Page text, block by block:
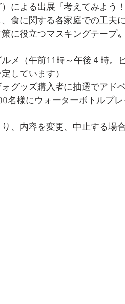
による出展「考えてみよう
、食に関する各家庭での工
に役立つマスキングテープ
ルメ（午前11時～午後４時。
しています）
ォグッズ購入者に抽選でアド
名様にウォーターボトルプレ
、内容を変更、中止する場合